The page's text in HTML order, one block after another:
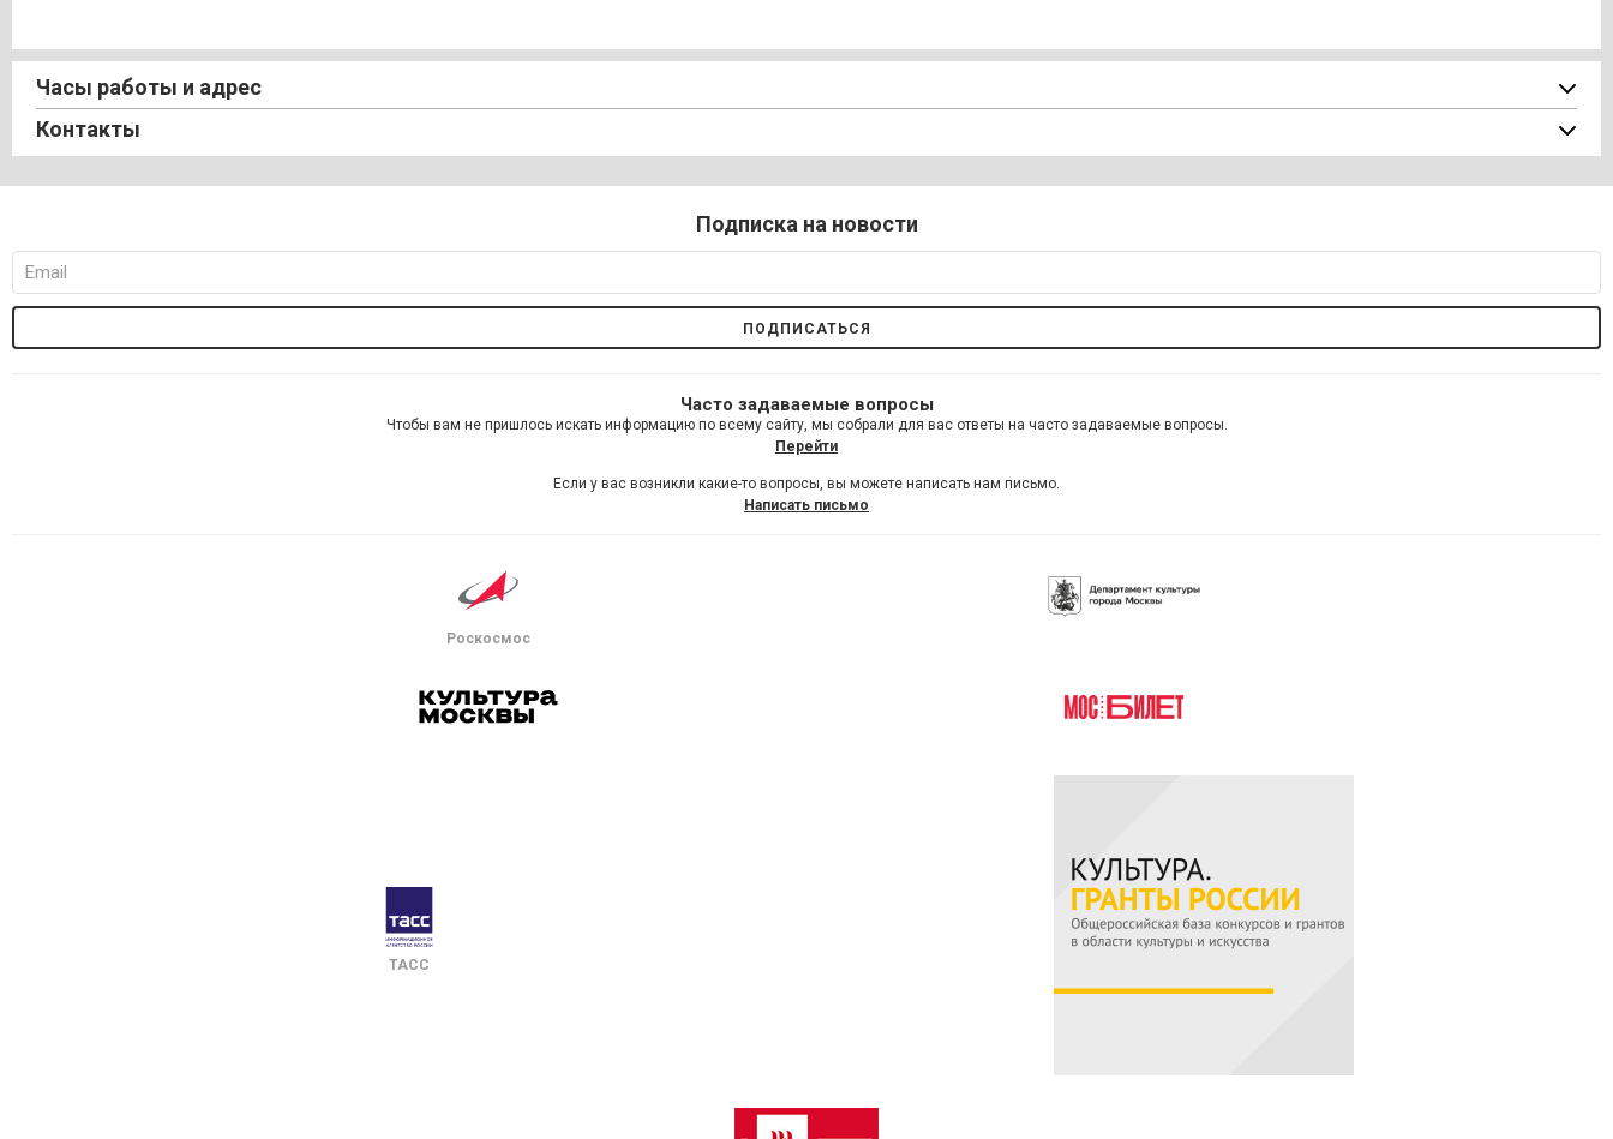
Часы работы и адрес
Контакты
Подписка на новости
Часто задаваемые вопросы
Чтобы вам не пришлось искать информацию по всему сайту, мы собрали для вас ответы на часто задаваемые вопросы.
Перейти
Если у вас возникли какие-то вопросы, вы можете написать нам письмо.
Написать письмо
Роскосмос
ТАСС